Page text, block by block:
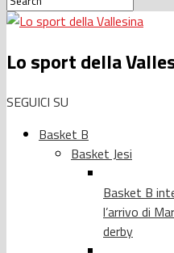
Lo sport della
SEGUICI SU
Basket B
Basket Jesi
Basket B
l’arrivo di
derby